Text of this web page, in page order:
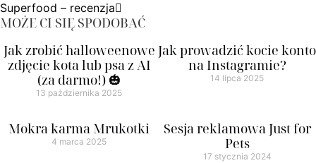
Superfood – recenzja
MOŻE CI SIĘ SPODOBAĆ
Jak zrobić halloweenowe
zdjęcie kota lub psa z AI
(za darmo!) 🎃
13 października 2025
Jak prowadzić kocie konto
na Instagramie?
14 lipca 2025
Mokra karma Mrukotki
4 marca 2025
Sesja reklamowa Just for
Pets
17 stycznia 2024